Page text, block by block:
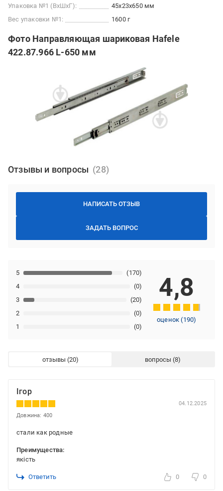
Упаковка №1 (ВхШхГ):
45x23x650 мм
Вес упаковки №1:
1600 г
Фото Направляющая шариковая Hafele
422.87.966 L-650 мм
Отзывы и вопросы
НАПИСАТЬ ОТЗЫВ
ЗАДАТЬ ВОПРОС
1 (0)
2 (0)
3 (20)
4 (0)
5 (170)
4,8
оценок(190)
отзывы вопросы
Ігор
04.12.2025
Довжина: 400
стали как родные
Преимущества:
якість
Ответить 0 0